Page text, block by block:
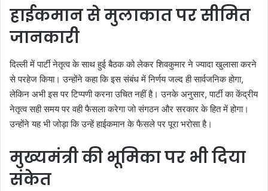
हाईकमान से मुलाकात पर सीमित
जानकारी
दिल्ली में पार्टी नेतृत्व के साथ हुई बैठक को लेकर शिवकुमार ने ज्यादा खुलासा करने
से परहेज किया। उन्होंने कहा कि इस संबंध में निर्णय जल्द ही सार्वजनिक होगा,
लेकिन अभी इस पर टिप्पणी करना उचित नहीं है। उनके अनुसार, पार्टी का केंद्रीय
नेतृत्व सही समय पर वही फैसला करेगा जो संगठन और सरकार के हित में होगा।
उन्होंने यह भी जोड़ा कि उन्हें हाईकमान के फैसले पर पूरा भरोसा है।
मुख्यमंत्री की भूमिका पर भी दिया
संकेत